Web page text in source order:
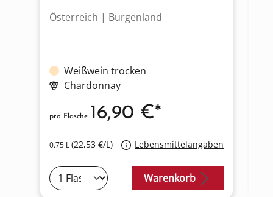
Österreich | Burgenland
Weißwein trocken
Chardonnay
0.75 L(22,53 €/L) Lebensmittelangaben
pro Flasche 16,90 €*
Warenkorb